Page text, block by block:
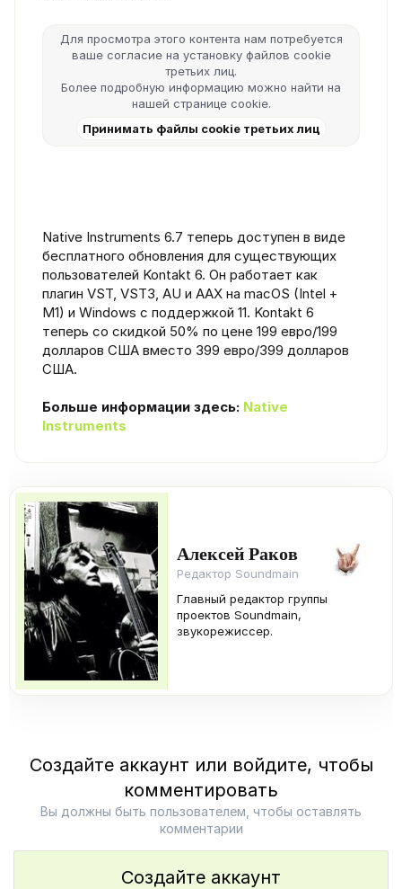
Для просмотра этого контента нам потребуется
ваше согласие на установку файлов cookie
третьих лиц.
Более подробную информацию можно найти на
нашей странице cookie.
Принимать файлы cookie третьих лиц
Native Instruments 6.7 теперь доступен в виде
бесплатного обновления для существующих
пользователей Kontakt 6. Он работает как
плагин VST, VST3, AU и AAX на macOS (Intel +
M1) и Windows с поддержкой 11. Kontakt 6
теперь со скидкой 50% по цене 199 евро/199
долларов США вместо 399 евро/399 долларов
США.
Больше информации здесь: Native
Instruments
Алексей Раков
Редактор Soundmain
Главный редактор группы
проектов Soundmain,
звукорежиссер.
Создайте аккаунт или войдите, чтобы
комментировать
Вы должны быть пользователем, чтобы оставлять
комментарии
Создайте аккаунт